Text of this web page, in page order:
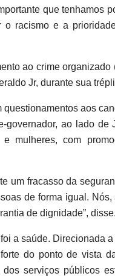
que tenhamos
o racismo e a
ao crime
Jr, durante sua
aos
governador, ao lado
mulheres, com
um fracasso da
de forma igual.
de dignidade”, disse.
a saúde. Direcionada
do ponto de vista
serviços públicos